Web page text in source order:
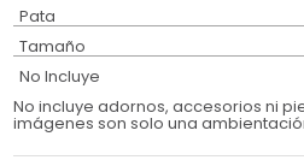
Pata
Tamaño
No Incluye
No incluye adornos, accesorios ni
imágenes son solo una